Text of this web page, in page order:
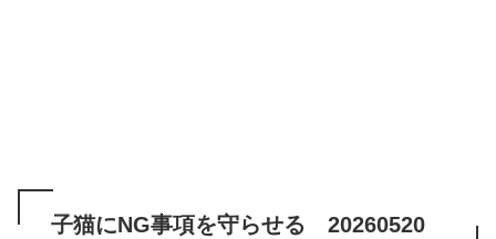
子猫にNG事項を守らせる 20260520